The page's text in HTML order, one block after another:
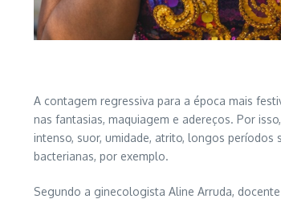
A contagem regressiva para a época mais
nas fantasias, maquiagem e adereços. Por
intenso, suor, umidade, atrito, longos
bacterianas, por exemplo.
Segundo a ginecologista Aline Arruda,